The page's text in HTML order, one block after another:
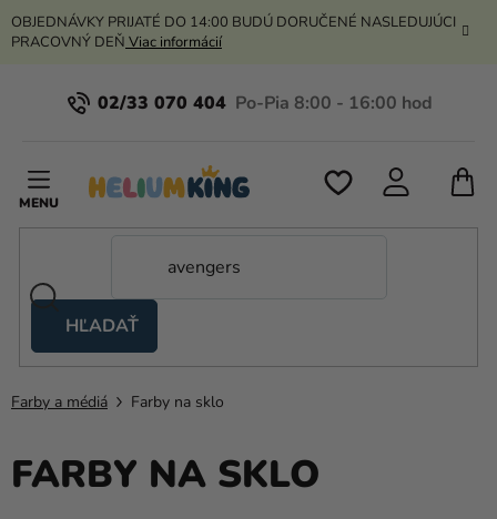
Prejsť
na
OBJEDNÁVKY PRIJATÉ DO 14:00 BUDÚ DORUČENÉ NASLEDUJÚCI
PRACOVNÝ DEŇ Viac informácií
02/33 070 404
HĽADAŤ
stany
Kanekalon
Hélium
a
Farby a médiá Farby na sklo
FARBY NA SKLO